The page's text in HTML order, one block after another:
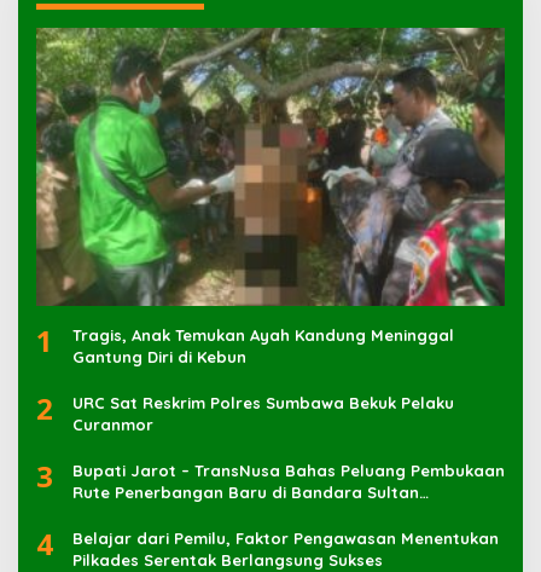
1
Tragis, Anak Temukan Ayah Kandung Meninggal
Gantung Diri di Kebun
2
URC Sat Reskrim Polres Sumbawa Bekuk Pelaku
3
Bupati Jarot – TransNusa Bahas Peluang Pembukaan
Rute Penerbangan Baru di Bandara Sultan
4
Belajar dari Pemilu, Faktor Pengawasan Menentukan
Pilkades Serentak Berlangsung Sukses